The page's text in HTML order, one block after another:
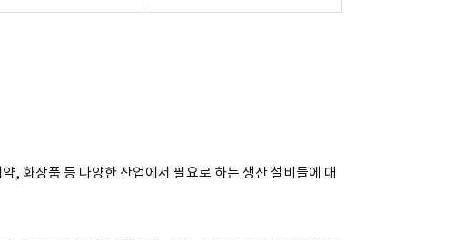
, 화장품 등 다양한 산업에서 필요로 하는 생산 설비들에 대